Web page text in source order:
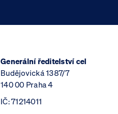
Generální ředitelství cel
Budějovická 1387/7
140 00 Praha 4
IČ: 71214011